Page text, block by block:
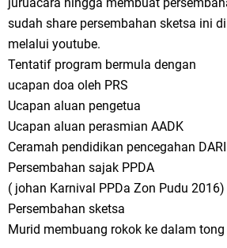
sudah share persembahan sketsa ini
melalui youtube.
Tentatif program bermula dengan
ucapan doa oleh PRS
Ucapan aluan pengetua
Ucapan aluan perasmian AADK
Ceramah pendidikan pencegahan
Persembahan sajak PPDA
( johan Karnival PPDa Zon Pudu 2016)
Persembahan sketsa
Murid membuang rokok ke dalam